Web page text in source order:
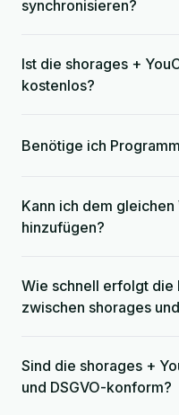
synchronisieren?
Ist die shorages +
kostenlos?
Benötige ich
Kann ich dem
hinzufügen?
Wie schnell erfolgt die
zwischen shorages
Sind die shorages +
und DSGVO-konform?